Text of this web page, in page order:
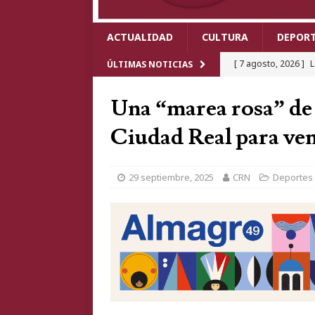
ACTUALIDAD CULTURA
ÚLTIMAS NOTICIAS [ 7 agosto, 2026 ]
PROVINCIA
[ 7 agosto, 2026 ]
PROVINCIA
más esperadas
[ 7 agosto, 2026 ]
Herencia y obliga
Una “marea rosa”
Ciudad Real para
29 septiembre, 2025 CRN Deportes